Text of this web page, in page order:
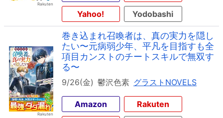
Yahoo!
Yodobashi
巻き込まれ召喚者は、真の実力を隠し
たい〜元病弱少年、平凡を目指すも全
項目カンストのチートスキルで無双す
る〜
9/26(金) 鬱沢色素 グラストNOVELS
Amazon
Rakuten